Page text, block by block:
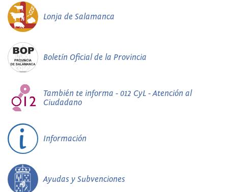
Lonja de Salamanca
Boletín Oficial de la Provincia
También te informa - 012 CyL - Atención al
Ciudadano
Información
Ayudas y Subvenciones